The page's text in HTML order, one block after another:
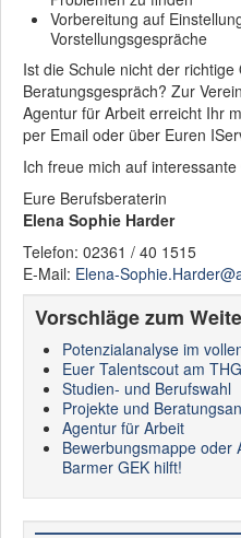
Vorbereitung auf
Vorstellungsgespräche
Ist die Schule nicht der
Beratungsgespräch? Zur
Agentur für Arbeit erreicht Ihr
per Email oder über Euren
Ich freue mich auf
Eure Berufsberaterin
Elena Sophie Harder
Telefon: 02361 / 40 1515
E-Mail: Elena-
Vorschläge zum
Potenzialanalyse im
Euer Talentscout am THG
Studien- und Berufswahl
Projekte und
Agentur für Arbeit
Bewerbungsmappe oder
Barmer GEK hilft!